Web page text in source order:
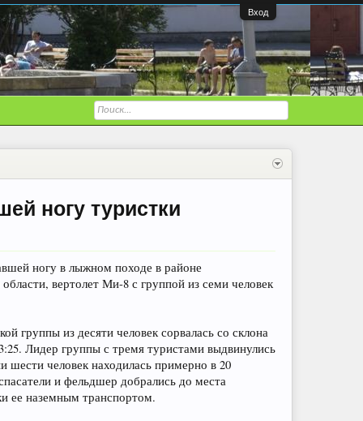
Вход
ногу туристки
ногу в лыжном походе в районе
вертолет Ми-8 с группой из семи человек
группы из десяти человек сорвалась со склона
Лидер группы с тремя туристами выдвинулись
человек находилась примерно в 20
и фельдшер добрались до места
ее наземным транспортом.